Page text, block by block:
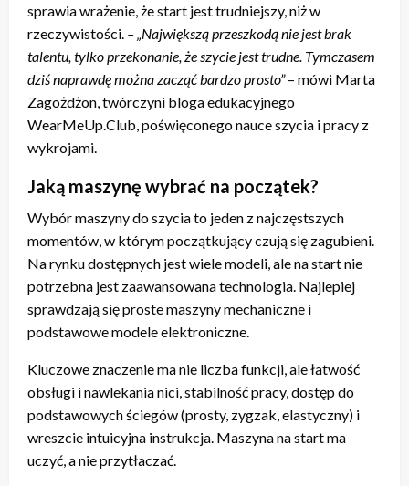
sprawia wrażenie, że start jest trudniejszy, niż w
rzeczywistości. – „Największą przeszkodą nie jest brak
talentu, tylko przekonanie, że szycie jest trudne. Tymczasem
dziś naprawdę można zacząć bardzo prosto”– mówi Marta
Zagożdżon, twórczyni bloga edukacyjnego
WearMeUp.Club, poświęconego nauce szycia i pracy z
wykrojami.
Jaką maszynę wybrać na początek?
Wybór maszyny do szycia to jeden z najczęstszych
momentów, w którym początkujący czują się zagubieni.
Na rynku dostępnych jest wiele modeli, ale na start nie
potrzebna jest zaawansowana technologia. Najlepiej
sprawdzają się proste maszyny mechaniczne i
podstawowe modele elektroniczne.
Kluczowe znaczenie ma nie liczba funkcji, ale łatwość
obsługi i nawlekania nici, stabilność pracy, dostęp do
podstawowych ściegów (prosty, zygzak, elastyczny) i
wreszcie intuicyjna instrukcja. Maszyna na start ma
uczyć, a nie przytłaczać.